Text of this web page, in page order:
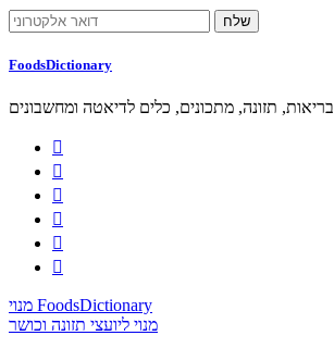
FoodsDictionary
בריאות, תזונה, מתכונים, כלים לדיאטה ומחשבונים






מנוי FoodsDictionary
מנוי ליועצי תזונה וכושר